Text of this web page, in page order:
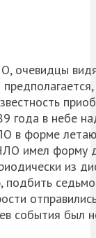
очевидцы
года в небе
в форме
имел форму
из
события был